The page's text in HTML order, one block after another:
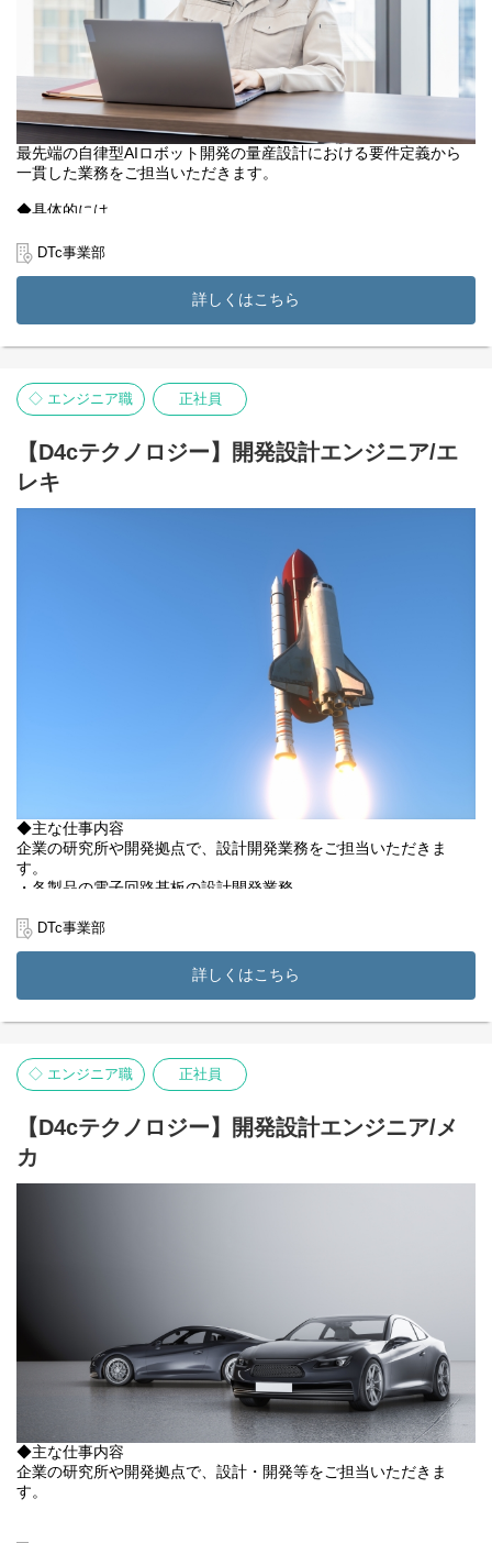
最先端の自律型AIロボット開発の量産設計における要件定義から
一貫した業務をご担当いただきます。
◆具体的には
・モックアップ（試作）
・評価
・自律型AIロボット付帯設備設計
など
これまでの機構設計やCADのご経験を活かしつつスキルアップで
きるだけでなく、ロボットエンジニアとしての知見をさらに増や
◆キャリアパス
将来的には、リーダーとして活躍を見据えることも可能です。ご
DTc事業部
詳しくはこちら
◇ エンジニア職 正社員
【D4cテクノロジー】開発設計エンジニア/エ
レキ
◆主な仕事内容
企業の研究所や開発拠点で、設計開発業務をご担当いただきま
す。
・各製品の電子回路基板の設計開発業務
究開発業務
・LSIのデジタル回路
・その他、その付帯業務
グした上で、就業先を決定いたします。
【半導体製造装置のアナログ回路設計／大手システムインテグレ
ーター様】
半導体ICのアナログ回路設計・検証に従事していただきます。LSI
の設計経験があれば生かしていただけるほか、未経験の場合は基
ための回路挿入や、ゲートサイズの設計などの回路設計までフロ
ントエンドとして幅広い設計業務に携わっていただくプロジェク
トです。
◆キャリアパス
将来的には、リーダーとして活躍を見据えることも可能です。ご
自身のキャリア志向に寄り添い、スキルに応じたキャリアパスを
構築することができます。
DTc事業部
詳しくはこちら
◇ エンジニア職 正社員
【D4cテクノロジー】開発設計エンジニア/メ
カ
◆主な仕事内容
企業の研究所や開発拠点で、設計・開発等をご担当いただきま
す。